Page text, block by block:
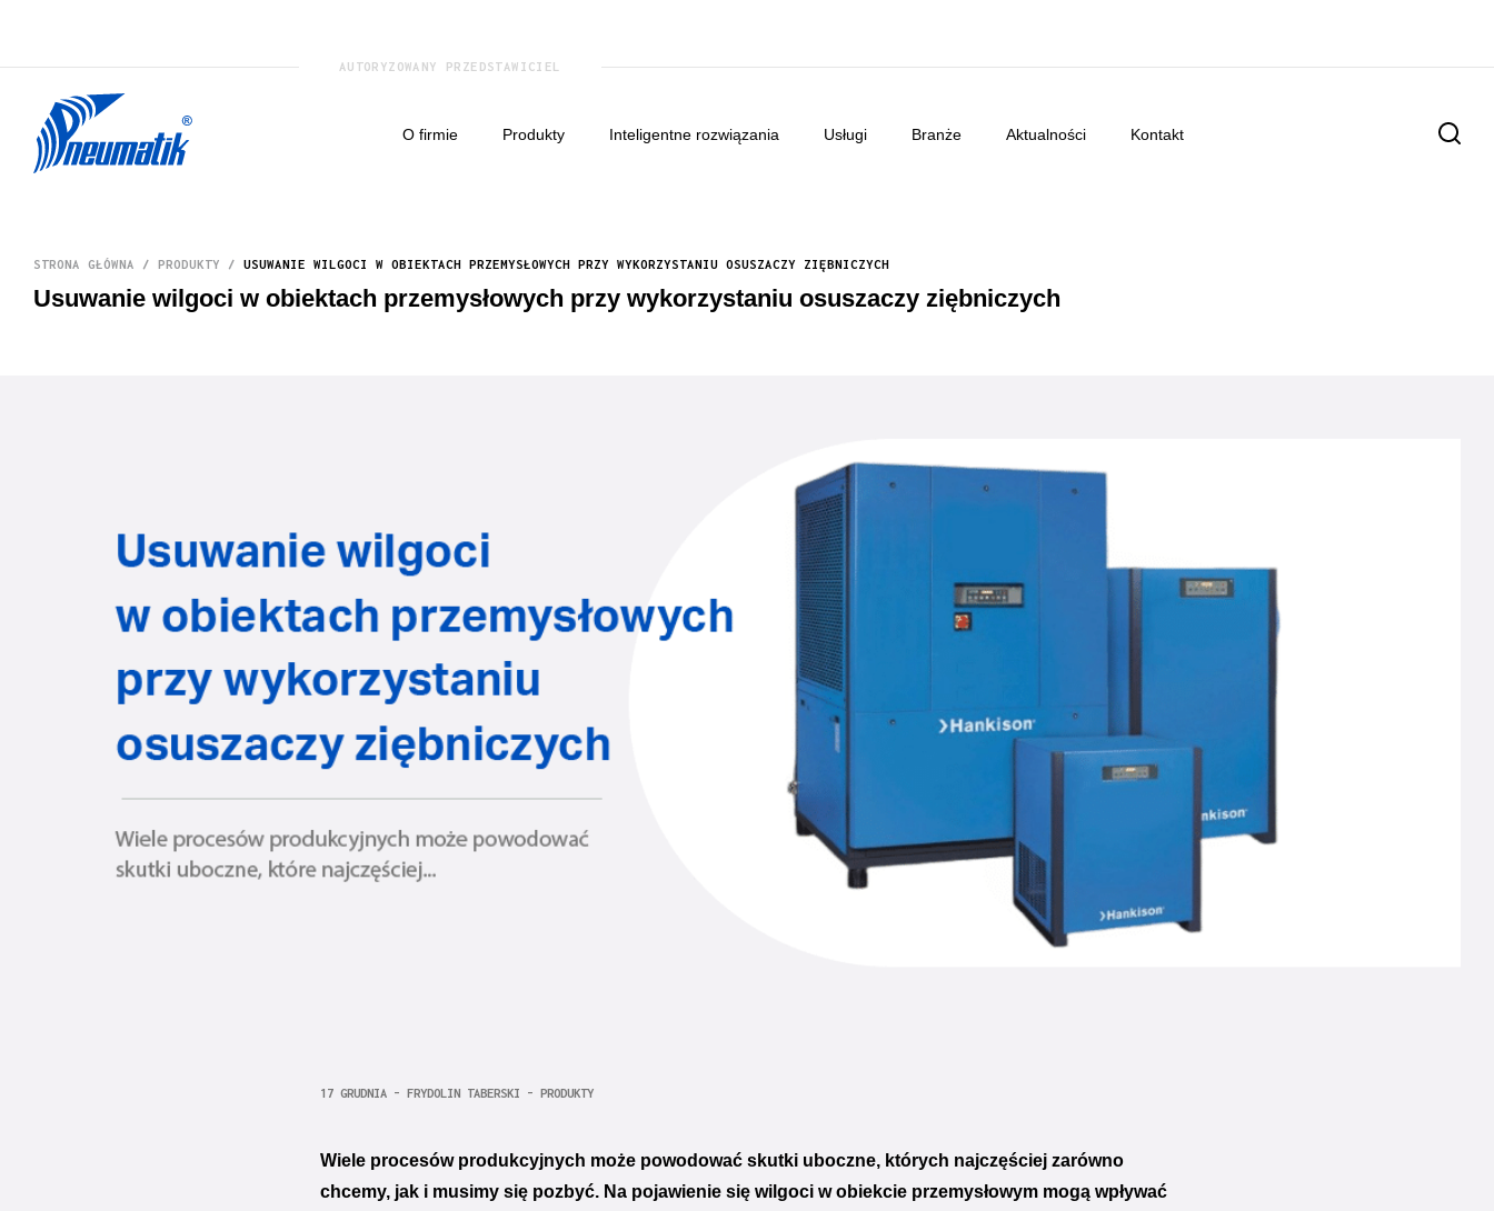
AUTORYZOWANY PRZEDSTAWICIEL
o firmie produkty inteligentne rozwiązania usługi branże aktualności kontakt
STRONA GŁÓWNA / PRODUKTY / USUWANIE WILGOCI W OBIEKTACH PRZEMYSŁOWYCH PRZY WYKORZYSTANIU OSUSZACZY ZIĘBNICZYCH
Usuwanie wilgoci w obiektach przemysłowych przy wykorzystaniu osuszaczy ziębniczych
17 GRUDNIA - FRYDOLIN TABERSKI - PRODUKTY
Wiele procesów produkcyjnych może powodować skutki uboczne, których najczęściej zarówno
chcemy, jak i musimy się pozbyć. Na pojawienie się wilgoci w obiekcie przemysłowym mogą wpływać